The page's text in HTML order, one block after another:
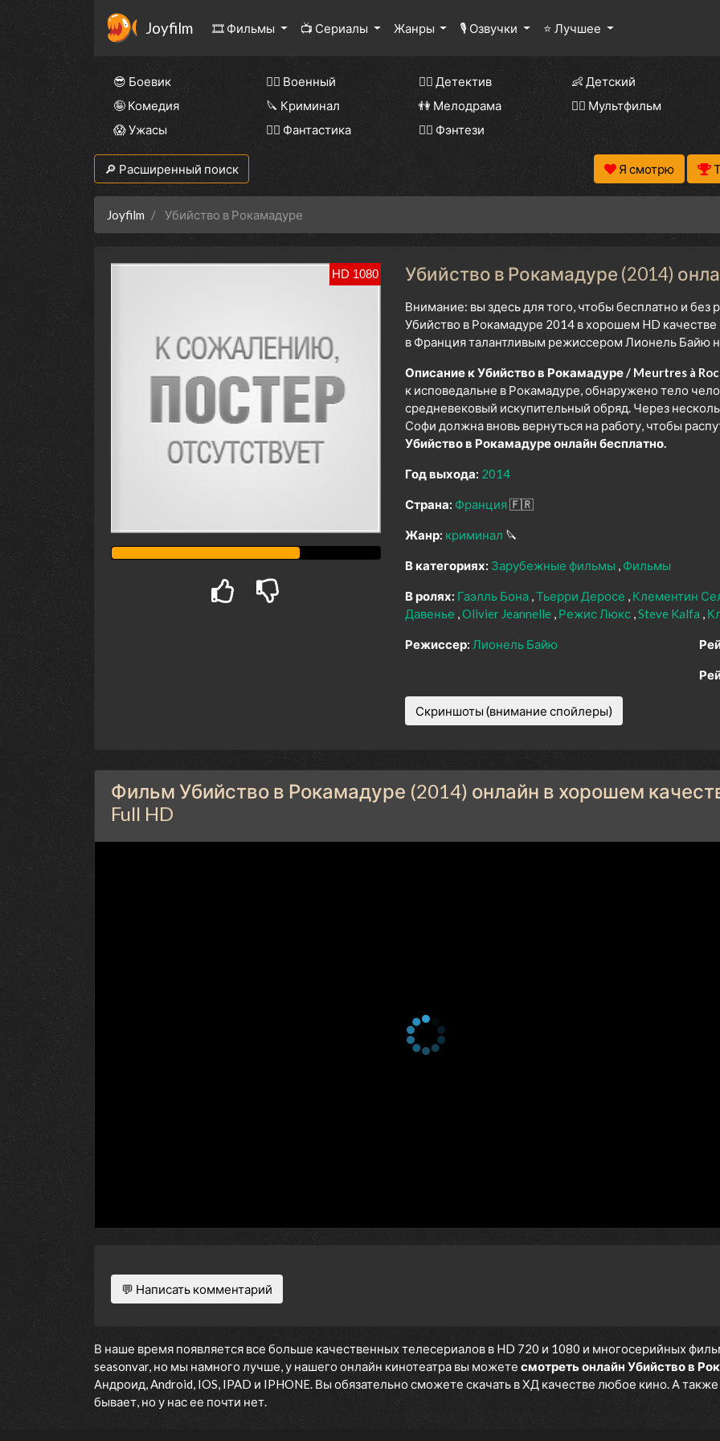
Joyfilm 🎞 Фильмы 📺 Сериалы Жанры 🎙 Озвучки ⭐ Лучшее
😎 Боевик 👨‍✈️ Военный 🕵️‍♂️ Детектив
👶 Детский
🤪 Комедия
🔪 Криминал 👫 Мелодрама
🧚‍♀️ Мультфильм
😱 Ужасы
🧙‍♀️ Фантастика 🧝‍♂️ Фэнтези
🔎 Расширенный поиск Я смотрю
Joyfilm Убийство в Рокамадуре
HD 1080 Убийство в Рокамадуре (2014)
Внимание: вы здесь для того, чтобы бесплатно и
Убийство в Рокамадуре 2014 в хорошем HD
в Франция талантливым режиссером Лионель Байю
Описание к Убийство в Рокамадуре / Meurtres à
к исповедальне в Рокамадуре, обнаружено тело
средневековый искупительный обряд. Через
Софи должна вновь вернуться на работу, чтобы
Убийство в Рокамадуре онлайн бесплатно.
Год выхода: 2014
Страна: Франция🇫🇷
Жанр: криминал 🔪
В категориях: Зарубежные фильмы Фильмы
В ролях: Гаэлль Бона Тьерри Деросе
Клементин
Давенье Olivier Jeannelle Режис Люкс Steve Kalfa
Режиссер: Лионель Байю
Скриншоты (внимание спойлеры)
Фильм Убийство в Рокамадуре (2014) онлайн в хорошем
Full HD
💬 Написать комментарий
В наше время появляется все больше качественных телесериалов в HD 720 и 1080 и многосерийных
seasonvar, но мы намного лучше, у нашего онлайн кинотеатра вы можете смотреть онлайн Убийство в
Андроид, Android, IOS, IPAD и IPHONE. Вы обязательно сможете скачать в ХД качестве любое кино. А
бывает, но у нас ее почти нет.